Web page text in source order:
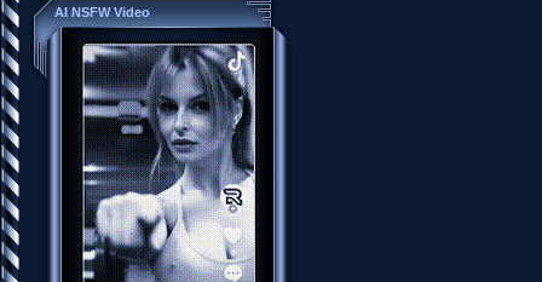
AI NSFW Video